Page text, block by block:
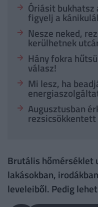
Óriásit
figyelj a
Nesze neked,
kerülhetnek
Hány fokra
válasz!
Mi lesz, ha
Augusztusban
Brutális hőmérséklet
lakásokban,
leveleiből. Pedig